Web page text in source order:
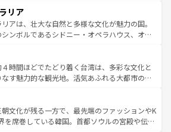
ーリンズでは、音楽と美食が融合した独特の
旅行者はアメリカの各地域で異なる魅力を楽
その多様性と豊かな歴史を感じることができ
のスタイルだ。 なお、新着のアメリカ
テンツ一覧を参照してほしい。
せない。また、定番の観光地といえばオアフ
な自然を求めるならマウイ島やカウアイ島が
メラルドグリーンに輝く海をはじめ、豊かな
しの心で訪れる人々を迎えてくれるハワイの
いローカルフードやハワイアンミュージッ
フラダンスなど、すべてがハワイの魅力を彩
てほしい。 なお、新着のハワイ情報
一覧を参照してほしい。
リア
アは、壮大な自然と多様な文化が魅力の国。
ンボルであるシドニー・オペラハウス、オー
大陸中央部にそびえるウルル（エアーズロッ
ニアの美しい原生林やケアンズの熱帯雨林な
がたくさん。また、カフェやワイン、オージ
ィビティも充実しており、サーフィンやダイ
キングなど、アウトドア好きにはたまらな
ラリアの多彩な魅力を存分に味わいつくそ
時間ほどでたどり着く台湾は、多彩な文化と
す魅力的な観光地。活気あふれる大都市の台
な山岳地帯である台湾東部など、都市の喧騒
さが共存しており、訪れる人に新しい発見と
してくれる。また、奥深い台湾の食文化も魅
文化が残る一方で、最先端のファッションやK
を席巻している韓国。首都ソウルの宮殿や伝統